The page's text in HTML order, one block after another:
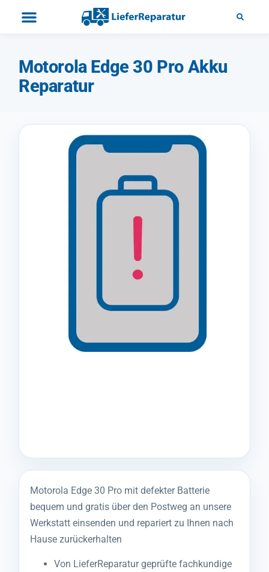
Motorola Edge 30 Pro Akku
Reparatur
Motorola Edge 30 Pro mit defekter Batterie
bequem und gratis über den Postweg an unsere
Werkstatt einsenden und repariert zu Ihnen nach
Hause zurückerhalten
Von LieferReparatur geprüfte fachkundige